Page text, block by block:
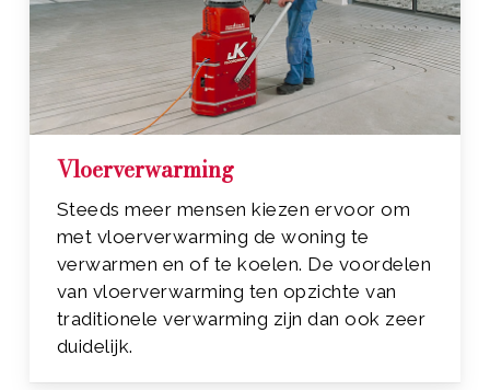
Vloerverwarming
Steeds meer mensen kiezen ervoor om
met vloerverwarming de woning te
verwarmen en of te koelen. De voordelen
van vloerverwarming ten opzichte van
traditionele verwarming zijn dan ook zeer
duidelijk.